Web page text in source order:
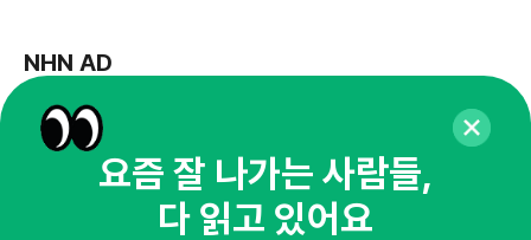
NHN AD
오픈애즈란
뉴스레터
경기도 성남시 분당구 대왕판교로645번길 16
대표 : 심도섭
요즘 잘 나가는 사람들,
다 읽고 있어요